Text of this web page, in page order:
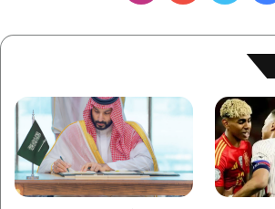
س
ب
و
ك
ي
ب
ت
ق
ر
ا